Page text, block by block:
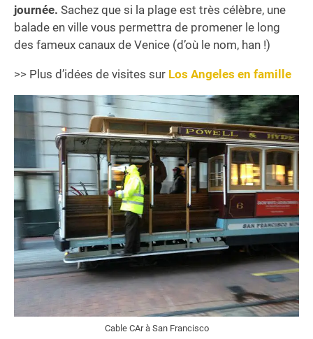
journée. Sachez que si la plage est très célèbre, une
balade en ville vous permettra de promener le long
des fameux canaux de Venice (d’où le nom, han !)
>> Plus d’idées de visites sur Los Angeles en famille
Cable CAr à San Francisco